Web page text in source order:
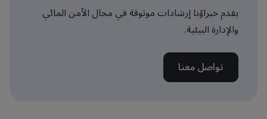
يقدم خبراؤنا إرشادات موثوقة في مجال الأمن المائي
والإدارة البيئية.
تواصل معنا